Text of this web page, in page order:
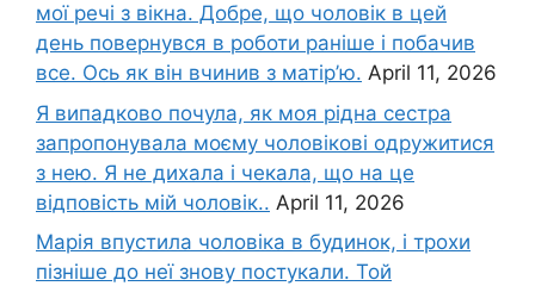
мої речі з вікна. Добре, що чоловік в цей
день повернувся в роботи раніше і побачив
все. Ось як він вчинив з матір’ю. April 11, 2026
Я випадково почула, як моя рідна сестра
запропонувала моєму чоловікові одружитися
з нею. Я не дихала і чекала, що на це
відповість мій чоловік.. April 11, 2026
Марія впустила чоловіка в будинок, і трохи
пізніше до неї знову постукали. Той